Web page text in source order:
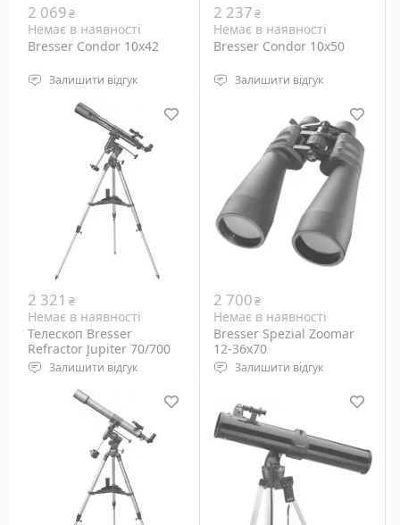
2 069₴
Немає в наявності
Bresser Condor 10x42
Залишити відгук
Тип: Бінокль
Тип призм: Roof
Діаметр об'єктива: 42 мм
Кратність наближення:
2 237₴
Немає в наявності
Bresser Condor 10x50
Залишити відгук
Тип призм: Roof
Діаметр об'єктива: 50 мм
Кратність наближення:
2 321 ₴
Немає в наявності
Телескоп Bresser
Refractor Jupiter 70/700
EQ Залишити відгук
рефрактор ахромат
Діаметр об'єктива: 70 мм
Монтування:
Азімутальне
2 700₴
Немає в наявності
Bresser Spezial Zoomar
12-36x70
Залишити відгук
Тип призм: Porro
Діаметр об'єктива: 70 мм
Кратність наближення: